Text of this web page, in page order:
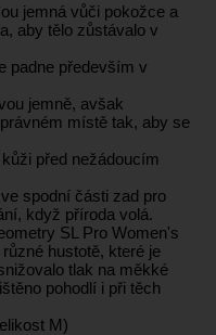
jemná vůči pokožce a
aby tělo zůstávalo v
padne především v
jemně, avšak
místě tak, aby se
před nežádoucím
spodní části zad pro
když příroda volá.
SL Pro Women's
hustotě, které je
tlak na měkké
pohodlí i při těch
M)